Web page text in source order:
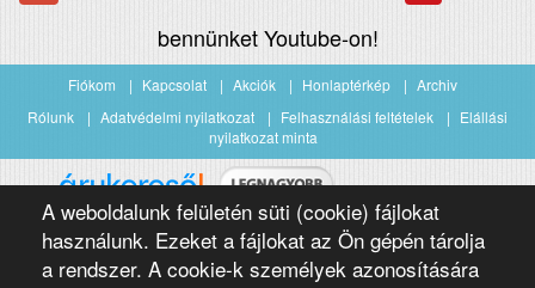
A weboldalunk felületén süti (cookie) fájlokat
használunk. Ezeket a fájlokat az Ön gépén tárolja
a rendszer. A cookie-k személyek azonosítására
bennünket Youtube-on!
Fiókom Kapcsolat Akciók Honlaptérkép
Archiv
Rólunk
Adatvédelmi nyilatkozat Felhasználási feltételek
Elállási
nyilatkozat minta